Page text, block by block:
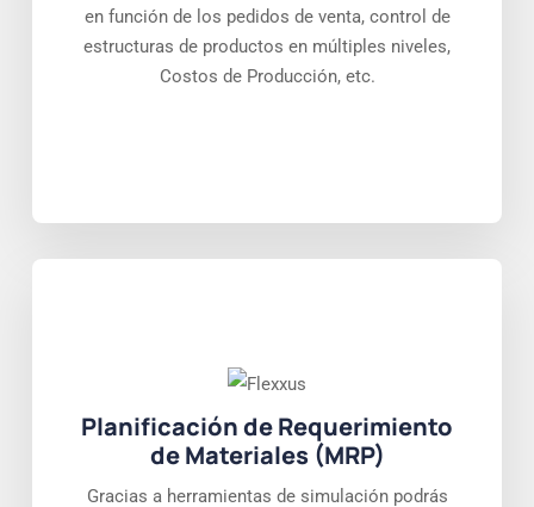
en función de los pedidos de venta, control de
estructuras de productos en múltiples niveles,
Costos de Producción, etc.
Planificación de Requerimiento
de Materiales (MRP)
Gracias a herramientas de simulación podrás